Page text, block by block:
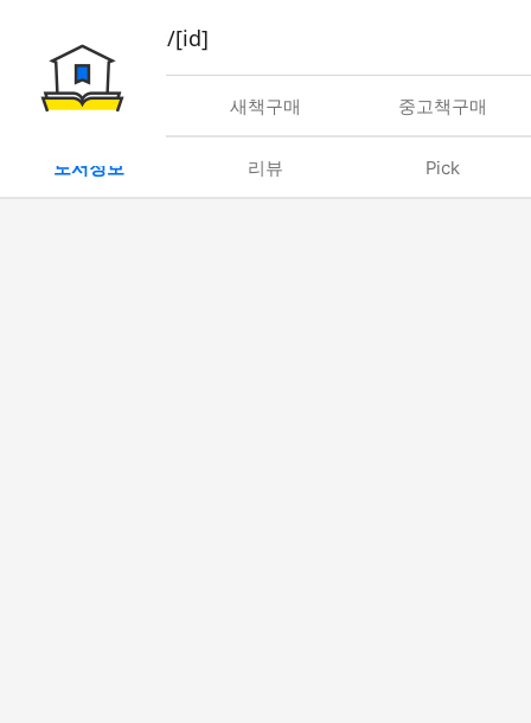
book/rent/[id]
대여 새책구매 중고책구매
도서정보 리뷰 Pick